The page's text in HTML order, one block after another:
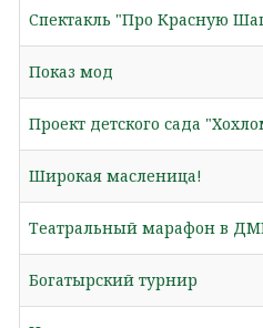
Спектакль "Про Красную
Показ мод
Проект детского сада
Широкая масленица!
Театральный марафон в
Богатырский турнир